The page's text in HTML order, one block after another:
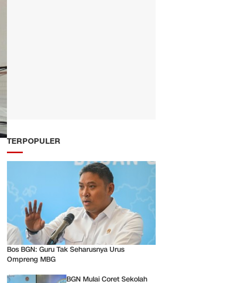
TERPOPULER
Bos BGN: Guru Tak Seharusnya Urus
Ompreng MBG
BGN Mulai Coret Sekolah